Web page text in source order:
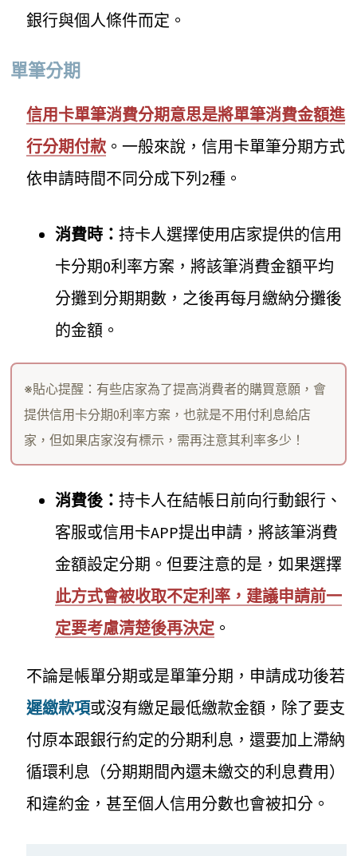
銀行與個人條件而定。
單筆分期
信用卡單筆消費分期意思是將單筆消費金額進
行分期付款。一般來說，信用卡單筆分期方式
依申請時間不同分成下列2種。
消費時：持卡人選擇使用店家提供的信用
卡分期0利率方案，將該筆消費金額平均
分攤到分期期數，之後再每月繳納分攤後
的金額。
※貼心提醒：有些店家為了提高消費者的購買意願，會
提供信用卡分期0利率方案，也就是不用付利息給店
家，但如果店家沒有標示，需再注意其利率多少！
消費後：持卡人在結帳日前向行動銀行、
客服或信用卡APP提出申請，將該筆消費
金額設定分期。但要注意的是，如果選擇
此方式會被收取不定利率，建議申請前一
定要考慮清楚後再決定 。
不論是帳單分期或是單筆分期，申請成功後若
遲繳款項或沒有繳足最低繳款金額，除了要支
付原本跟銀行約定的分期利息，還要加上滯納
循環利息（分期期間內還未繳交的利息費用）
和違約金，甚至個人信用分數也會被扣分。